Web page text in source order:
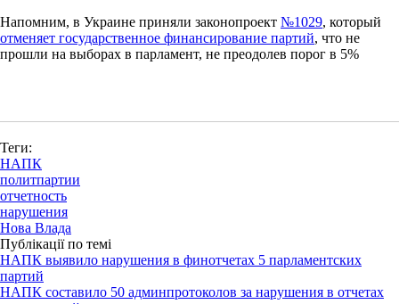
Напомним, в Украине приняли законопроект №1029, который
отменяет государственное финансирование партий, что не
прошли на выборах в парламент, не преодолев порог в 5%
Теги:
НАПК
политпартии
отчетность
нарушения
Нова Влада
Публікації по темі
НАПК выявило нарушения в финотчетах 5 парламентских
партий
НАПК составило 50 админпротоколов за нарушения в отчетах